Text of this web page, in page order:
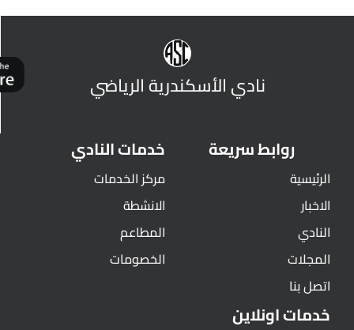
نادي الأسكندرية الرياضي
روابط سريعة
الرئيسية
الاخبار
النادي
المجلات
اتصل بنا
خدمات النادي
مركز الخدمات
الانشطة
المطاعم
الخصومات
خدمات اونلاين